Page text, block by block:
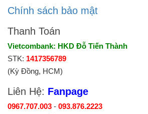
Chính sách bảo mật
Thanh Toán
Vietcombank: HKD Đỗ Tiến Thành
STK: 1417356789
(Kỳ Đồng, HCM)
Liên Hệ: Fanpage
0967.707.003 - 093.876.2223